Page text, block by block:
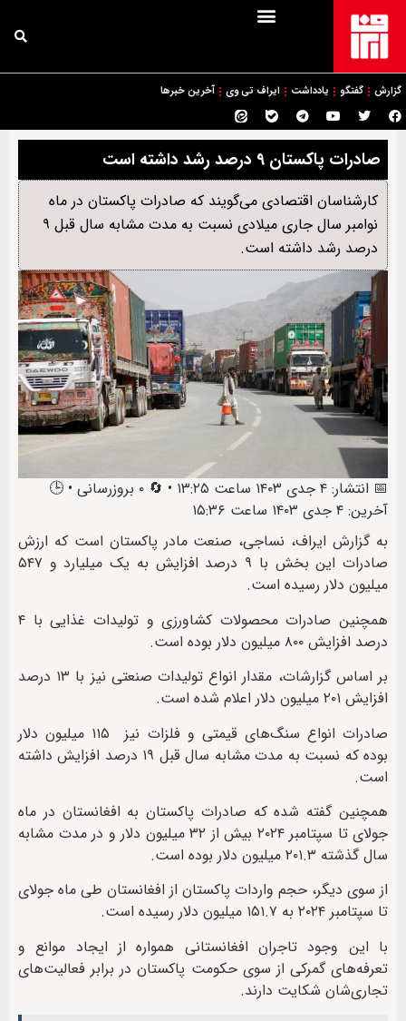
گزارش گفتگو یادداشت ایراف تی وی آخرین خبرها
صادرات پاکستان ۹ درصد رشد داشته است
کارشناسان اقتصادی می‌‌گویند که صادرات پاکستان در ماه
نوامبر سال جاری میلادی نسبت به مدت مشابه سال قبل ۹
درصد رشد داشته است.
📅 انتشار: ۴ جدی ۱۴۰۳ ساعت ۱۳:۲۵ • 🔄 ۰ بروزرسانی • 🕒
آخرین: ۴ جدی ۱۴۰۳ ساعت ۱۵:۳۶
به گزارش ایراف، نساجی، صنعت مادر پاکستان است که ارزش
صادرات این بخش با ۹ درصد افزایش به یک میلیارد و ۵۴۷
میلیون دلار رسیده است.
همچنین صادرات محصولات کشاورزی و تولیدات غذایی با ۴
درصد افزایش ۸۰۰ میلیون دلار بوده است.
بر اساس گزارشات، مقدار انواع تولیدات صنعتی نیز با ۱۳ درصد
افزایش ۲۰۱ میلیون دلار اعلام شده است.
صادرات انواع سنگ‌های قیمتی و فلزات نیز ۱۱۵ میلیون دلار
بوده که نسبت به مدت مشابه سال قبل ۱۹ درصد افزایش داشته
است.
همچنین گفته شده که صادرات پاکستان به افغانستان در ماه
جولای تا سپتامبر ۲۰۲۴ بیش از ۳۲ میلیون دلار و در مدت مشابه
سال گذشته ۲۰۱.۳ میلیون دلار بوده است.
از سوی دیگر، حجم واردات پاکستان از افغانستان طی ماه جولای
تا سپتامبر ۲۰۲۴ به ۱۵۱.۷ میلیون دلار رسیده است.
با این وجود تاجران افغانستانی همواره از ایجاد موانع و
تعرفه‌های گمرکی از سوی حکومت پاکستان در برابر فعالیت‌های
تجار‌ی‌شان شکایت دارند.